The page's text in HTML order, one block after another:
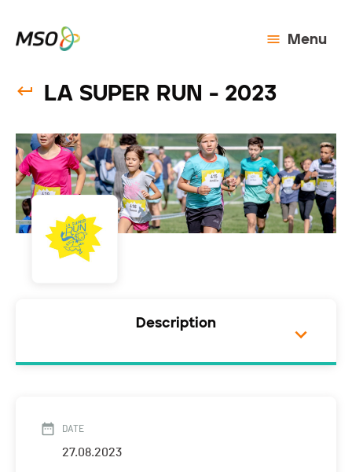
Menu
LA SUPER RUN - 2023
Description
DATE
27.08.2023